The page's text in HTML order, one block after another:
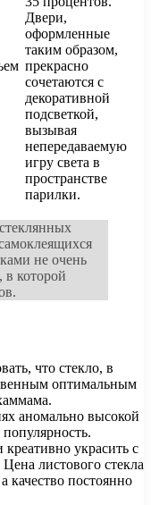
Двери,
оформленные
таким образом,
прекрасно
сочетаются с
декоративной
подсветкой,
вызывая
непередаваемую
игру света в
пространстве
парилки.
не очень
в которой
что стекло, в
оптимальным
аномально высокой
украсить с
листового стекла
качество постоянно